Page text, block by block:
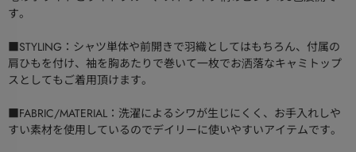
す。
■STYLING：シャツ単体や前開きで羽織としてはもちろん、付属の
肩ひもを付け、袖を胸あたりで巻いて一枚でお洒落なキャミトップ
スとしてもご着用頂けます。
■FABRIC/MATERIAL：洗濯によるシワが生じにくく、お手入れしや
すい素材を使用しているのでデイリーに使いやすいアイテムです。